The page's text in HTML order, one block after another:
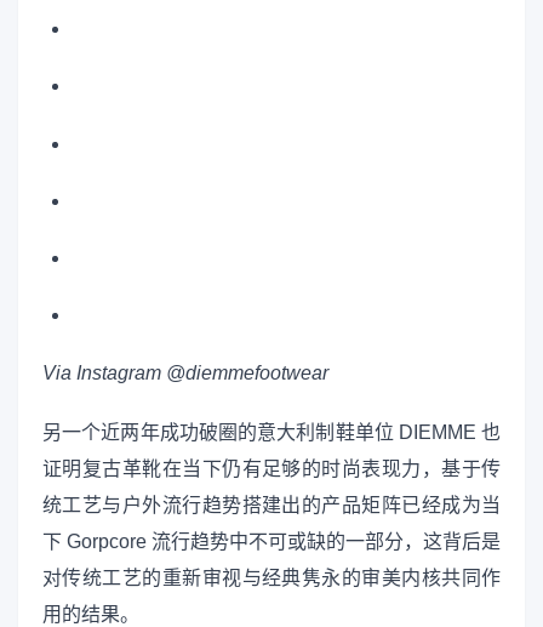
Via Instagram @diemmefootwear
另一个近两年成功破圈的意大利制鞋单位 DIEMME 也
证明复古革靴在当下仍有足够的时尚表现力，基于传
统工艺与户外流行趋势搭建出的产品矩阵已经成为当
下 Gorpcore 流行趋势中不可或缺的一部分，这背后是
对传统工艺的重新审视与经典隽永的审美内核共同作
用的结果。